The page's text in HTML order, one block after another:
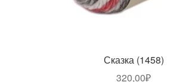
Сказка (1458)
320,00₽